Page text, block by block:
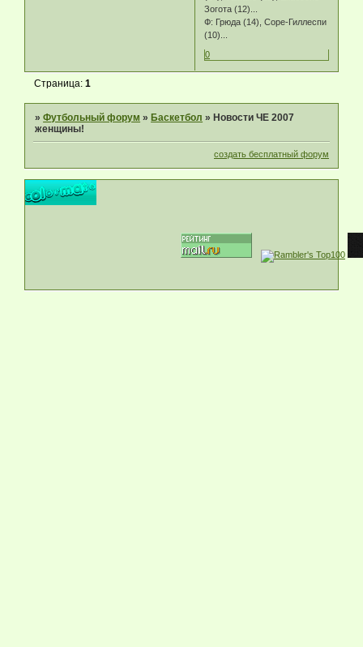
Зогота (12)...
Ф: Грюда (14), Соре-Гиллеспи
(10)...
0
Страница:1
»Футбольный форум »Баскетбол »Новости ЧЕ 2007
женщины!
создать бесплатный форум